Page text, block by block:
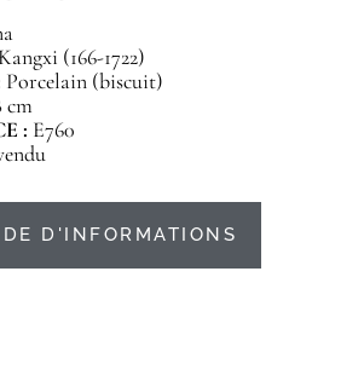
Kangxi (166-1722)
Porcelain (biscuit)
cm
: E760
D'INFORMATIONS